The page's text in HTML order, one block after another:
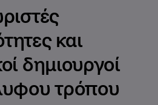
και
δημιουργοί
τρόπου